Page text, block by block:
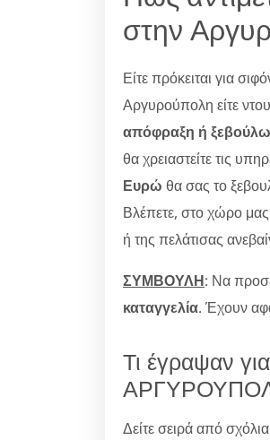
στην
Είτε πρόκειται για
Αργυρούπολη είτε
απόφραξη ή
θα χρειαστείτε τις
Ευρώ θα σας το
Βλέπετε, στο χώρο μας
ή της πελάτισας
ΣΥΜΒΟΥΛΗ: Να
καταγγελία. Έχουν
Τι έγραψαν
Δείτε σειρά από